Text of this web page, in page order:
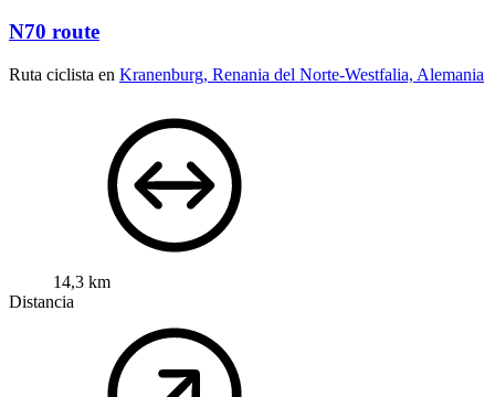
N70 route
Ruta ciclista en Kranenburg, Renania del Norte-Westfalia, Alemania
14,3 km
Distancia